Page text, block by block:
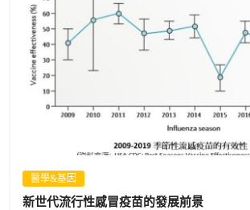
醫學&基因
新世代流行性感冒疫苗的發展前景